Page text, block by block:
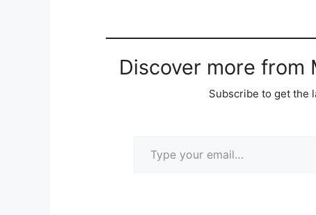
Discover more
Subscribe to get the